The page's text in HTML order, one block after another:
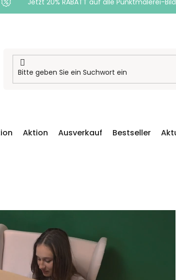
Jetzt 20% RABATT auf alle Punktmalerei-
Aktion Ausverkauf Bestseller